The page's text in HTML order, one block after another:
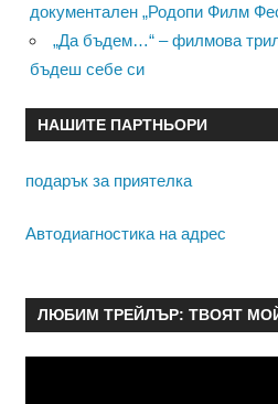
документален „Родопи Филм
„Да бъдем…“ – филмова
бъдеш себе си
НАШИТЕ ПАРТНЬОРИ
подарък за приятелка
Автодиагностика на адрес
ЛЮБИМ ТРЕЙЛЪР: ТВОЯТ